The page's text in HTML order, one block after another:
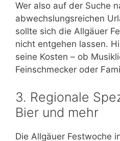
Wer also auf der Suche
abwechslungsreichen
sollte sich die Allgäuer
nicht entgehen lassen.
seine Kosten – ob
Feinschmecker oder
3. Regionale
Bier und mehr
Die Allgäuer Festwoche